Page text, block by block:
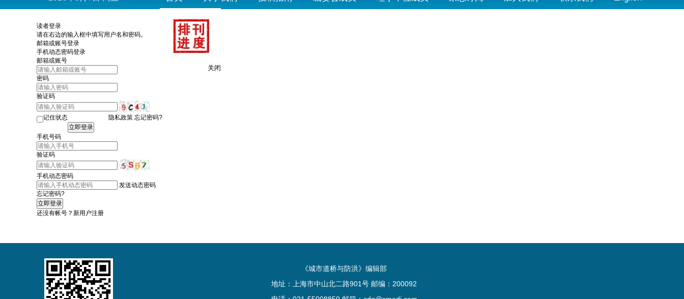
读者登录
请在右边的输入框中填写用户名和密码。
邮箱或账号登录
手机动态密码登录
邮箱或账号
密码
验证码
记住状态 隐私政策 忘记密码?
手机号码
验证码
手机动态密码
发送动态密码
忘记密码?
还没有帐号？ 新用户注册
《城市道桥与防洪》编辑部
地址：上海市中山北二路901号 邮编：200092
关闭